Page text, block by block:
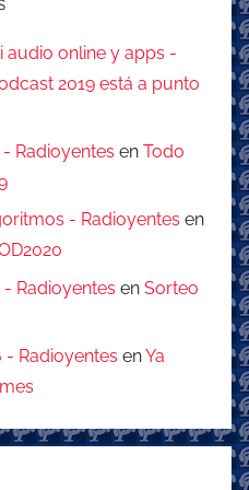
audio online y apps -
2019 está a punto
Radioyentes en Todo
- Radioyentes en
Radioyentes en Sorteo
Radioyentes enYa